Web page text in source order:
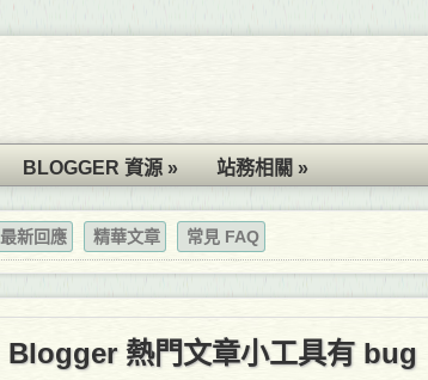
BLOGGER 資源 » 站務相關 »
最新回應 精華文章 常見 FAQ
Blogger 熱門文章小工具有 bug